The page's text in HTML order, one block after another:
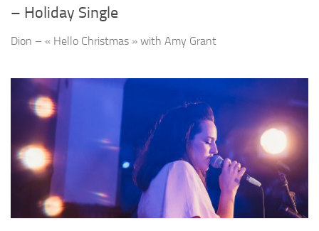
– Holiday Single
Dion – « Hello Christmas » with Amy Grant